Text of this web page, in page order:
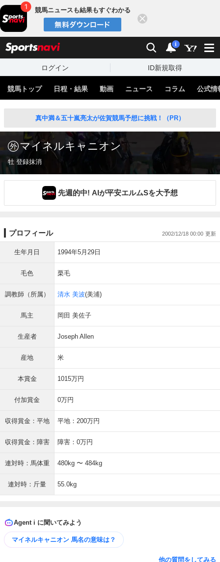
競馬ニュースも結果もすぐわかる
検索 通知
i
ログイン ID新規取得
競馬トップ 日程・結果 動画 ニュース コラム 公式情
真中満＆五十嵐亮太が佐賀競馬予想に挑戦！（PR）
マイネルキャニオン
牡 登録抹消
先週的中! AIが平安エルムSを大予想
プロフィール 2002/12/18 00:00
生年月日 1994年5月29日
毛色 栗毛
調教師（所属） 清水 美波(美浦)
馬主 岡田 美佐子
生産者 Joseph Allen
産地 米
本賞金 1015万円
付加賞金 0万円
収得賞金：平地 平地：200万円
収得賞金：障害 障害：0万円
連対時：馬体重 480kg 〜 484kg
連対時：斤量 55.0kg
Agent i に聞いてみよう
マイネルキャニオン 馬名の意味は？
他の質問をしてみる